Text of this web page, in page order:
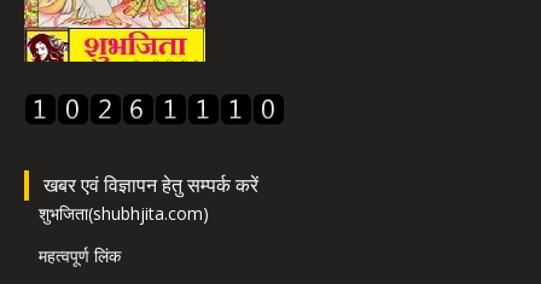
खबर एवं विज्ञापन हेतु सम्पर्क करें
शुभजिता(shubhjita.com)
महत्वपूर्ण लिंक